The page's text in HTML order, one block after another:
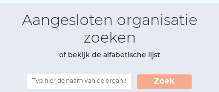
Aangesloten organisatie
zoeken
of bekijk de alfabetische lijst
Zoek